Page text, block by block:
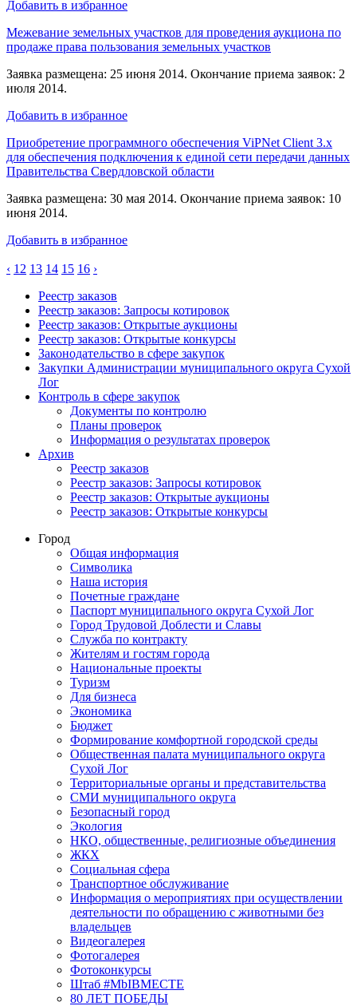
Добавить в избранное
Межевание земельных участков для проведения аукциона по
продаже права пользования земельных участков
Заявка размещена: 25 июня 2014. Окончание приема заявок: 2
июля 2014.
Добавить в избранное
Приобретение программного обеспечения ViPNet Client 3.x
для обеспечения подключения к единой сети передачи данных
Правительства Свердловской области
Заявка размещена: 30 мая 2014. Окончание приема заявок: 10
июня 2014.
Добавить в избранное
‹ 12 13 14 15 16 ›
Реестр заказов
Реестр заказов: Запросы котировок
Реестр заказов: Открытые аукционы
Реестр заказов: Открытые конкурсы
Законодательство в сфере закупок
Закупки Администрации муниципального округа Сухой
Лог
Контроль в сфере закупок
Документы по контролю
Планы проверок
Информация о результатах проверок
Архив
Реестр заказов
Реестр заказов: Запросы котировок
Реестр заказов: Открытые аукционы
Реестр заказов: Открытые конкурсы
Город
Общая информация
Символика
Наша история
Почетные граждане
Паспорт муниципального округа Сухой Лог
Город Трудовой Доблести и Славы
Служба по контракту
Жителям и гостям города
Национальные проекты
Туризм
Для бизнеса
Экономика
Бюджет
Формирование комфортной городской среды
Общественная палата муниципального округа
Сухой Лог
Территориальные органы и представительства
СМИ муниципального округа
Безопасный город
Экология
НКО, общественные, религиозные объединения
ЖКХ
Социальная сфера
Транспортное обслуживание
Информация о мероприятиях при осуществлении
деятельности по обращению с животными без
владельцев
Видеогалерея
Фотогалерея
Фотоконкурсы
Штаб #MbIBMECTE
80 ЛЕТ ПОБЕДЫ